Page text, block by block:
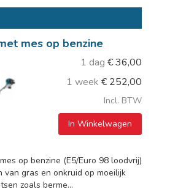
mes op benzine
1 dag €36,00
1 week € 252,00
Incl. BTW
In Winkelwagen
op benzine (E5/Euro 98 loodvrij)
van gras en onkruid op moeilijk
zoals berme...